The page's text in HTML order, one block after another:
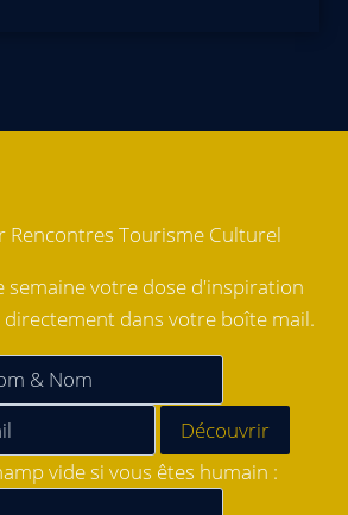
Rencontres Tourisme Culturel
semaine votre dose d'inspiration
dans votre boîte mail.
vide si vous êtes humain :